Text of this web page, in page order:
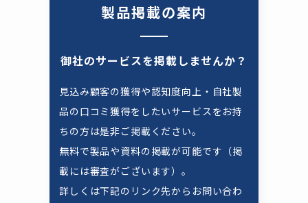
製品掲載の案内
御社のサービスを掲載しませんか？
見込み顧客の獲得や認知度向上・自社製
品の口コミ獲得をしたいサービスをお持
ちの方は是非ご掲載ください。
無料で製品や資料の掲載が可能です（掲
載には審査がございます）。
詳しくは下記のリンク先からお問い合わ